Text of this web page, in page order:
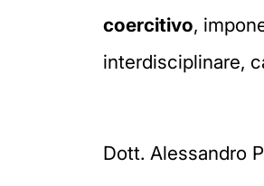
coercitivo,
interdisciplinare,
Dott. Alessandro